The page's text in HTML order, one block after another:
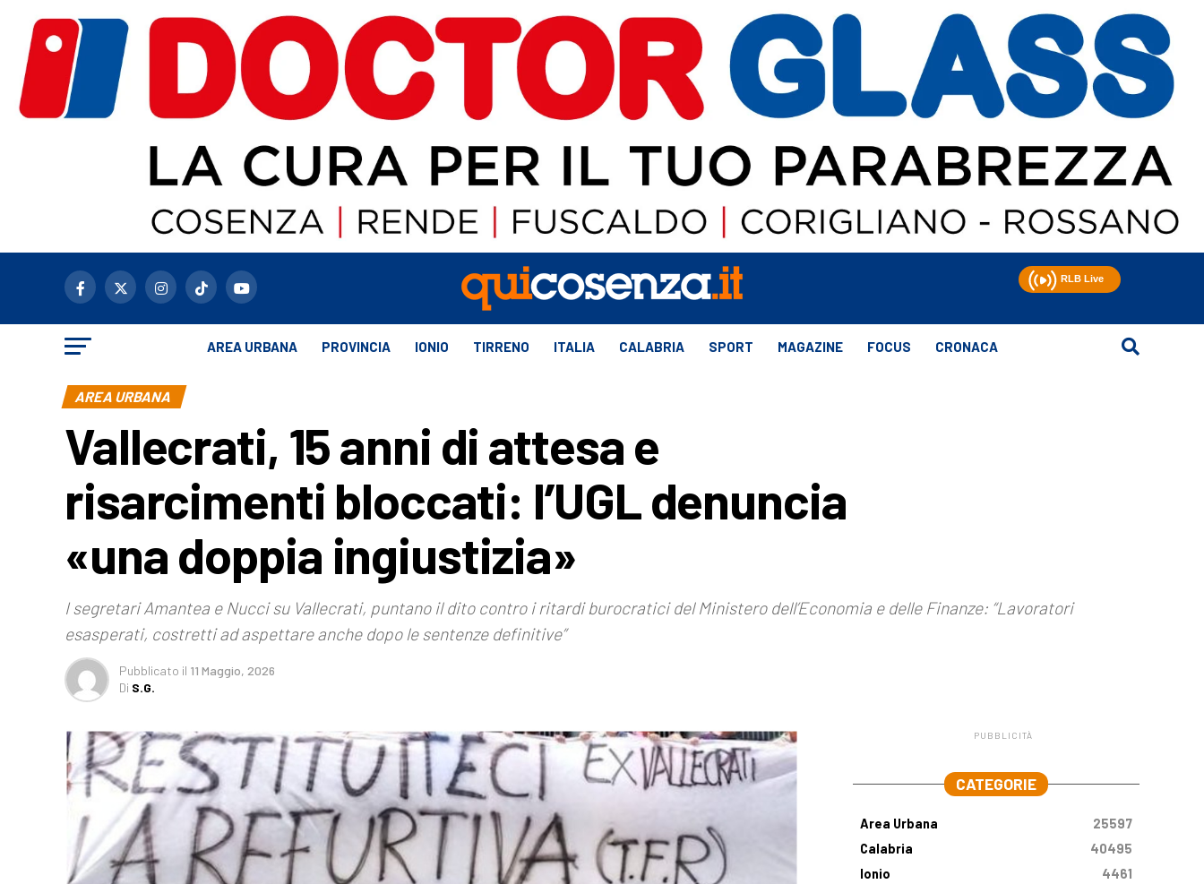
AREA URBANA PROVINCIA IONIO TIRRENO ITALIA CALABRIA SPORT MAGAZINE FOCUS CRONACA
AREA URBANA
Vallecrati, 15 anni di attesa e
risarcimenti bloccati: l’UGL denuncia
«una doppia ingiustizia»
I segretari Amantea e Nucci su Vallecrati, puntano il dito contro i ritardi burocratici del Ministero dell’Economia e delle Finanze: “Lavoratori
esasperati, costretti ad aspettare anche dopo le sentenze definitive”
Pubblicato il 11 Maggio, 2026
Di S.G.
PUBBLICITÀ
CATEGORIE
Area Urbana
25597
Calabria
40495
Ionio
4461